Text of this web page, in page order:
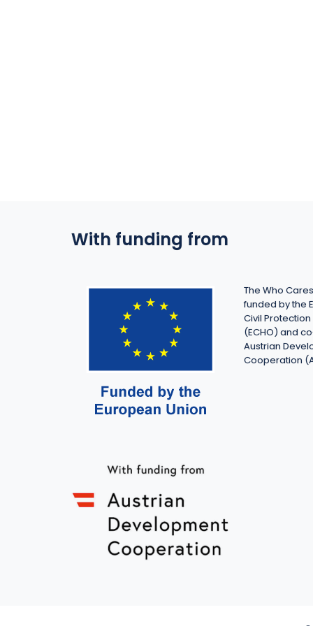
With funding from
The Who
funded by the
Civil
(ECHO) and
Austrian
Cooperation